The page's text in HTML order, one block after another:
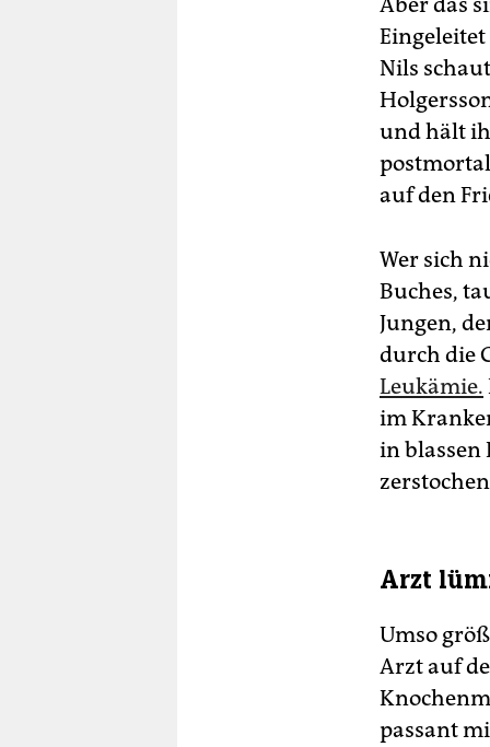
Nils
und hält
auf den
Wer sich
Buches,
Jungen,
durch die
Leukämie.
im
in blassen
Arzt
Umso
Arzt auf
passant